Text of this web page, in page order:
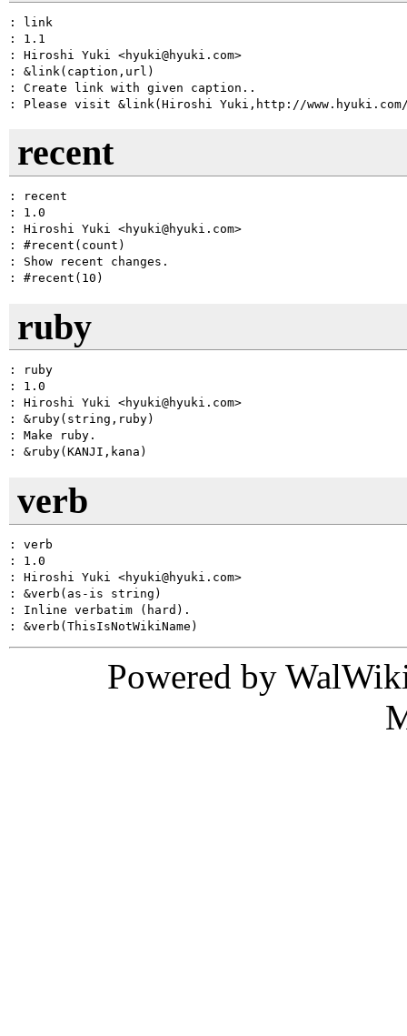
: link
: 1.1
: Hiroshi Yuki <hyuki@hyuki.com>
: &link(caption,url)
: Create link with given caption..
recent
: recent
: 1.0
: Hiroshi Yuki <hyuki@hyuki.com>
: #recent(count)
: Show recent changes.
ruby
: ruby
: 1.0
: Hiroshi Yuki <hyuki@hyuki.com>
: &ruby(string,ruby)
: Make ruby.
verb
: verb
: 1.0
: Hiroshi Yuki <hyuki@hyuki.com>
: &verb(as-is string)
: Inline verbatim (hard).
Powered by